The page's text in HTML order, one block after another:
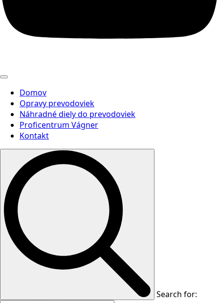
Domov
Opravy prevodoviek
Náhradné diely do prevodoviek
Proficentrum Vágner
Kontakt
Search for: